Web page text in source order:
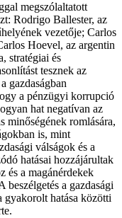
megszólaltatott
Rodrigo Ballester, az
vezetője; Carlos
Hoevel, az argentin
stratégiai és
tesznek az
gazdaságban
a pénzügyi korrupció
hat negatívan az
minőségének romlására,
is, mint
válságok és a
hatásai hozzájárultak
és a magánérdekek
beszélgetés a gazdasági
gyakorolt hatása közötti